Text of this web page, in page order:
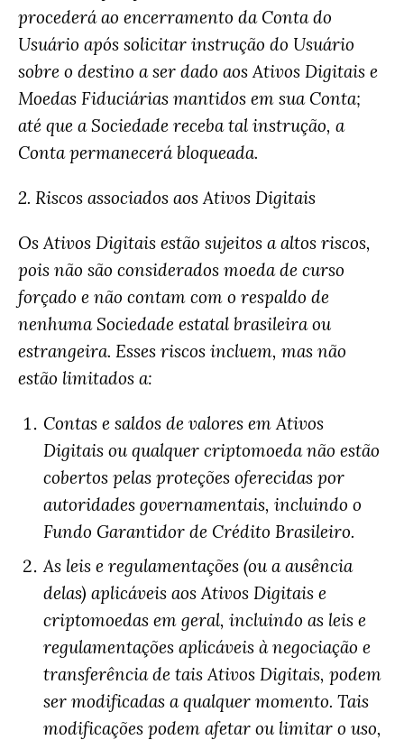
procederá ao encerramento da Conta do
Usuário após solicitar instrução do Usuário
sobre o destino a ser dado aos Ativos Digitais e
Moedas Fiduciárias mantidos em sua Conta;
até que a Sociedade receba tal instrução, a
Conta permanecerá bloqueada.
2. Riscos associados aos Ativos Digitais
Os Ativos Digitais estão sujeitos a altos riscos,
pois não são considerados moeda de curso
forçado e não contam com o respaldo de
nenhuma Sociedade estatal brasileira ou
estrangeira. Esses riscos incluem, mas não
estão limitados a:
Contas e saldos de valores em Ativos
Digitais ou qualquer criptomoeda não estão
cobertos pelas proteções oferecidas por
autoridades governamentais, incluindo o
Fundo Garantidor de Crédito Brasileiro.
As leis e regulamentações (ou a ausência
delas) aplicáveis aos Ativos Digitais e
criptomoedas em geral, incluindo as leis e
regulamentações aplicáveis à negociação e
transferência de tais Ativos Digitais, podem
ser modificadas a qualquer momento. Tais
modificações podem afetar ou limitar o uso,